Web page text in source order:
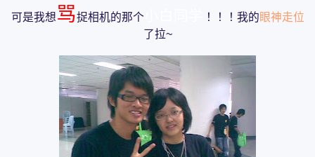
可是我想骂捉相机的那个 ！！！我的眼神走位
了拉~